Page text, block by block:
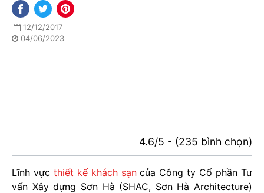
12/12/2017
04/06/2023
4.6/5 - (235 bình chọn)
Lĩnh vực thiết kế khách sạncủa Công ty Cổ phần Tư
vấn Xây dựng Sơn Hà (SHAC, Sơn Hà Architecture)